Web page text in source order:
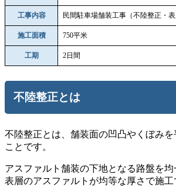
工事内容 民間駐車場舗装工事（不陸整正・表
施工面積 750平米
工期 2日間
不陸整正とは
不陸整正とは、舗装面の凹凸やくぼみ
ことです。
アスファルト舗装の下地となる路盤を均
表層のアスファルトが均等な厚さで施